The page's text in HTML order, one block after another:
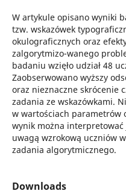
W artykule opisano wyniki
tzw. wskazówek
okulograficznych oraz
zalgorytmizo-wanego
badaniu wzięło udział 48
Zaobserwowano wyższy
oraz nieznaczne skrócenie
zadania ze wskazówkami.
w wartościach parametrów
wynik można
uwagą wzrokową uczniów
zadania algorytmicznego.
Downloads